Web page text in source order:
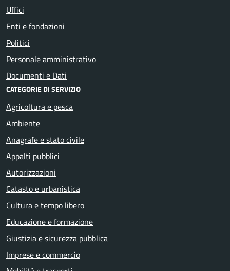
Uffici
Enti e fondazioni
Politici
Personale amministrativo
Documenti e Dati
CATEGORIE DI SERVIZIO
Agricoltura e pesca
Ambiente
Anagrafe e stato civile
Appalti pubblici
Autorizzazioni
Catasto e urbanistica
Cultura e tempo libero
Educazione e formazione
Giustizia e sicurezza pubblica
Imprese e commercio